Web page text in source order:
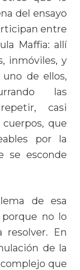
del ensayo
entre
Maffia: allí
inmóviles, y
de ellos,
las
casi
que
por la
se esconde
de esa
porque no lo
resolver. En
de la
que